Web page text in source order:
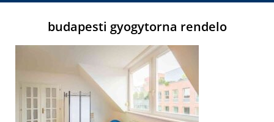
budapesti gyogytorna rendelo